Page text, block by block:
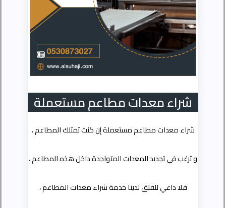
شراء معدات مطاعم مستعملة
شراء معدات مطاعم مستعملة إن كنت تمتلك المطاعم ،
و ترغب في تجديد المعدات المتواجدة داخل هذه المطاعم ،
فلا داعي للقلق لدينا خدمة شراء معدات المطاعم ،